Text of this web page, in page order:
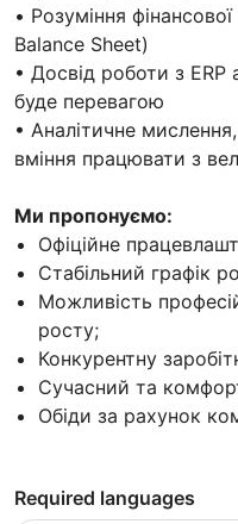
• Розуміння
Balance Sheet)
• Досвід роботи з
буде перевагою
• Аналітичне
вміння працювати з
Ми пропонуємо:
Офіційне
Стабільний графік
Можливість
росту;
Конкурентну
Сучасний та
Обіди за рахунок
Required languages